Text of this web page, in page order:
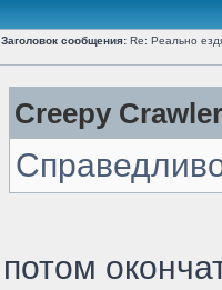
Заголовок сообщения: Re: Реально
Creepy
потом